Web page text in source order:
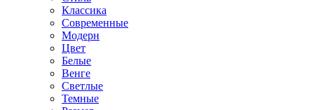
Классика
Современные
Модерн
Цвет
Белые
Венге
Светлые
Темные